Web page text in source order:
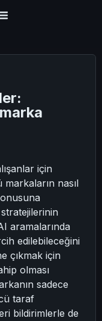
için
nasıl
aramalarında
edilebileceğini
çıkmak için
olması
sadece
taraf
bildirimlerle de